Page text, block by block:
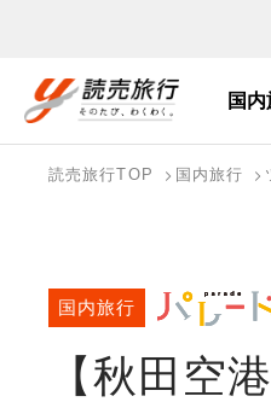
国
読売旅行TOP 国内旅行
【秋田空
国内旅行